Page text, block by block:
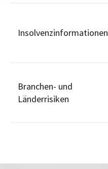
Insolvenzinformationen
Branchen- und
Länderrisiken